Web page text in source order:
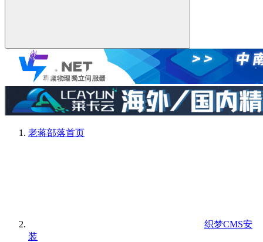
老蒋部落首页
织梦CMS安
装